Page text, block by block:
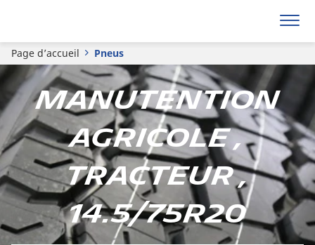
Page d’accueil Pneus
Manutention
agricole ,
Tracteur ,
14.5/75R20